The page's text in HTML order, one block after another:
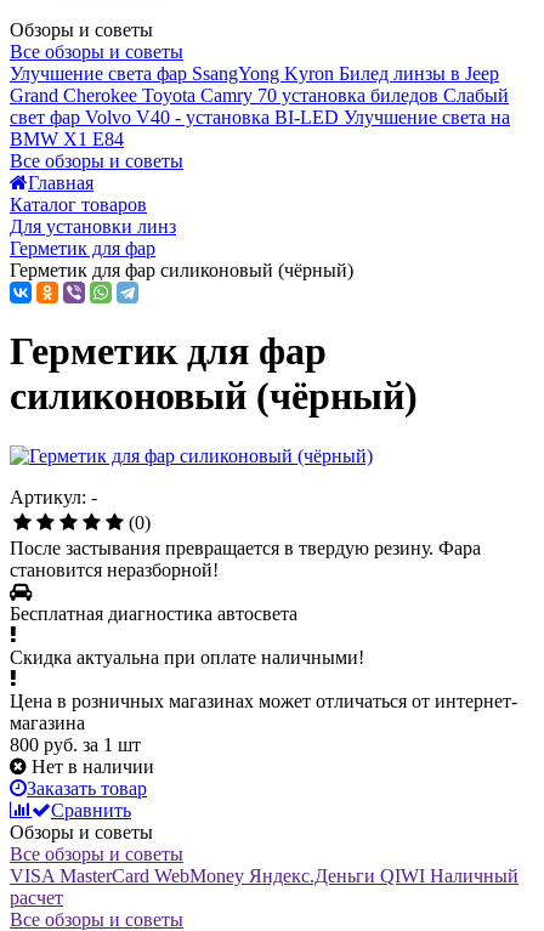
Обзоры и советы
Все обзоры и советы
Улучшение света фар SsangYong Kyron Билед линзы в Jeep
Grand Cherokee Toyota Camry 70 установка биледов Слабый
свет фар Volvo V40 - установка BI-LED Улучшение света на
BMW X1 E84
Все обзоры и советы
Главная
Каталог товаров
Для установки линз
Герметик для фар
Герметик для фар силиконовый (чёрный)
Герметик для фар
силиконовый (чёрный)
Артикул: -
(0)
После застывания превращается в твердую резину. Фара
становится неразборной!
Бесплатная диагностика автосвета
Скидка актуальна при оплате наличными!
Цена в розничных магазинах может отличаться от интернет-
магазина
800 руб. за 1 шт
Нет в наличии
Заказать товар
Сравнить
Обзоры и советы
Все обзоры и советы
VISA MasterCard WebMoney Яндекс.Деньги QIWI Наличный
расчет
Все обзоры и советы